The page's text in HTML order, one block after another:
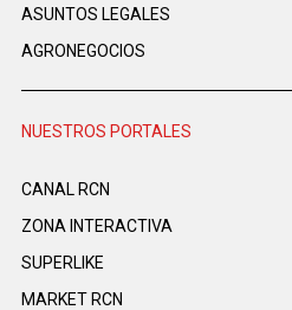
ASUNTOS LEGALES
AGRONEGOCIOS
NUESTROS PORTALES
CANAL RCN
ZONA INTERACTIVA
SUPERLIKE
MARKET RCN